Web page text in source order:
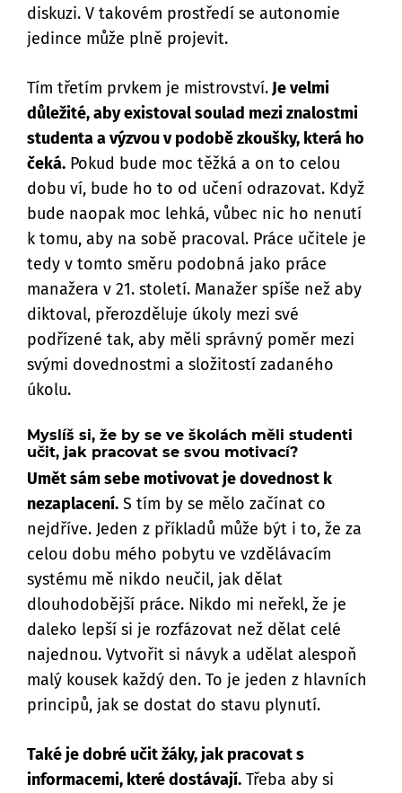
diskuzi. V takovém prostředí se autonomie
jedince může plně projevit.
Tím třetím prvkem je mistrovství. Je velmi
důležité, aby existoval soulad mezi znalostmi
studenta a výzvou v podobě zkoušky, která ho
čeká. Pokud bude moc těžká a on to celou
dobu ví, bude ho to od učení odrazovat. Když
bude naopak moc lehká, vůbec nic ho nenutí
k tomu, aby na sobě pracoval. Práce učitele je
tedy v tomto směru podobná jako práce
manažera v 21. století. Manažer spíše než aby
diktoval, přerozděluje úkoly mezi své
podřízené tak, aby měli správný poměr mezi
svými dovednostmi a složitostí zadaného
úkolu.
Myslíš si, že by se ve školách měli studenti
učit, jak pracovat se svou motivací?
Umět sám sebe motivovat je dovednost k
nezaplacení. S tím by se mělo začínat co
nejdříve. Jeden z příkladů může být i to, že za
celou dobu mého pobytu ve vzdělávacím
systému mě nikdo neučil, jak dělat
dlouhodobější práce. Nikdo mi neřekl, že je
daleko lepší si je rozfázovat než dělat celé
najednou. Vytvořit si návyk a udělat alespoň
malý kousek každý den. To je jeden z hlavních
principů, jak se dostat do stavu plynutí.
Také je dobré učit žáky, jak pracovat s
informacemi, které dostávají. Třeba aby si